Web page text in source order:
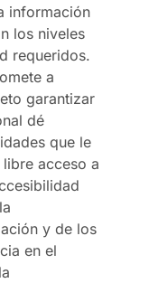
información
los niveles
requeridos.
a
garantizar
dé
que le
acceso a
y de los
en el